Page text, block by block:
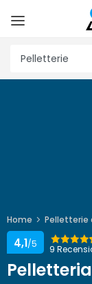
Home Pelletterie
9
4,1/5